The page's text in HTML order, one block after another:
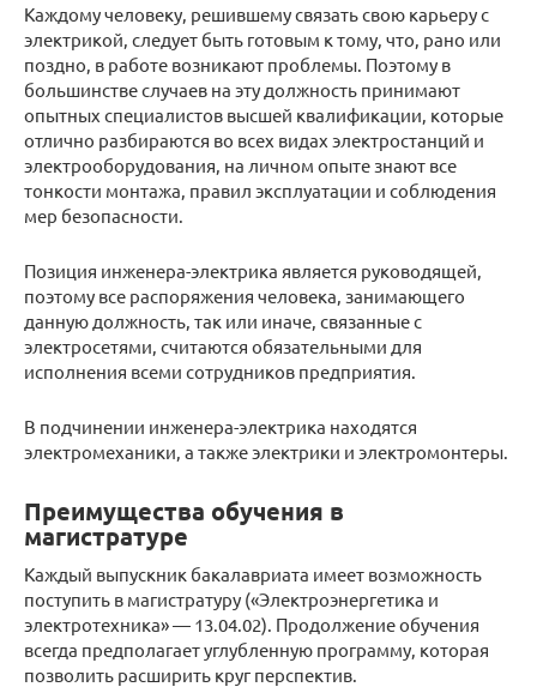
Каждому человеку, решившему связать свою карьеру с
электрикой, следует быть готовым к тому, что, рано или
поздно, в работе возникают проблемы. Поэтому в
большинстве случаев на эту должность принимают
опытных специалистов высшей квалификации, которые
отлично разбираются во всех видах электростанций и
электрооборудования, на личном опыте знают все
тонкости монтажа, правил эксплуатации и соблюдения
мер безопасности.
Позиция инженера-электрика является руководящей,
поэтому все распоряжения человека, занимающего
данную должность, так или иначе, связанные с
электросетями, считаются обязательными для
исполнения всеми сотрудников предприятия.
В подчинении инженера-электрика находятся
электромеханики, а также электрики и электромонтеры.
Преимущества обучения в
магистратуре
Каждый выпускник бакалавриата имеет возможность
поступить в магистратуру («Электроэнергетика и
электротехника» — 13.04.02). Продолжение обучения
всегда предполагает углубленную программу, которая
позволить расширить круг перспектив.